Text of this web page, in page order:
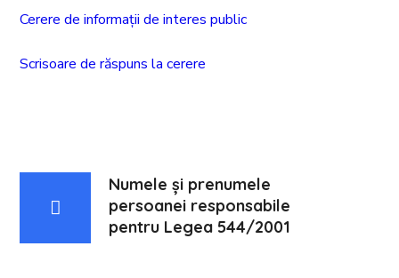
Cerere de informații de interes public
Scrisoare de răspuns la cerere
Numele și prenumele
persoanei responsabile
pentru Legea 544/2001